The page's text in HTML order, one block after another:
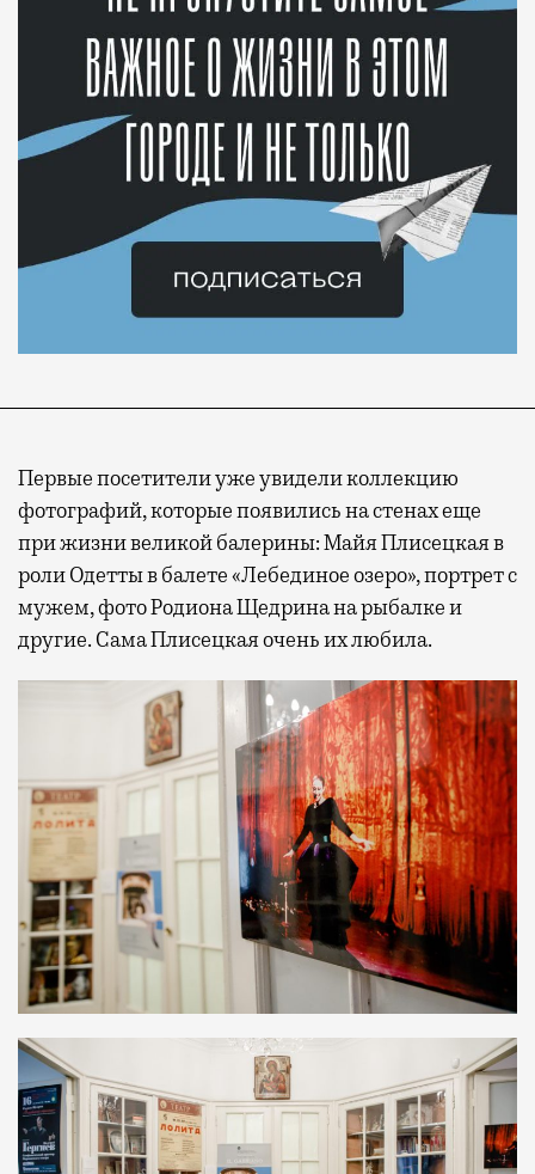
Первые посетители уже увидели коллекцию
фотографий, которые появились на стенах еще
при жизни великой балерины: Майя Плисецкая в
роли Одетты в балете «Лебединое озеро», портрет с
мужем, фото Родиона Щедрина на рыбалке и
другие. Сама Плисецкая очень их любила.